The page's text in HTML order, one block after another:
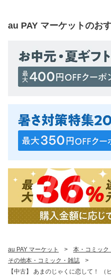
au PAY マーケットのお
au PAY マーケット > 本・コミック
その他本・コミック・雑誌
>
【中古】 あまのじゃくに恋して！